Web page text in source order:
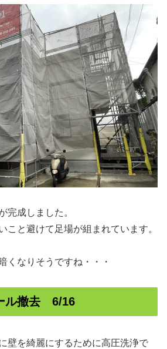
完成しました。
こと避けて足場が組まれています。
くなりそうですね・・・
ル撤去 6/16
壁を綺麗にするために高圧洗浄で